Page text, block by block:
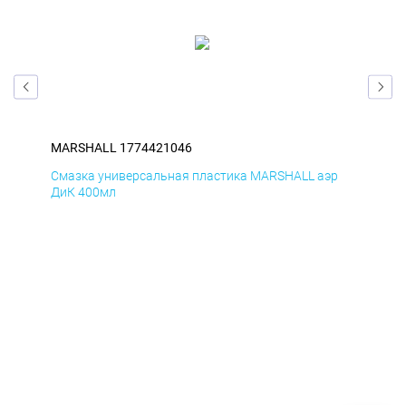
MARSHALL 1774421046
Смазка универсальная пластика MARSHALL аэр
ДиК 400мл